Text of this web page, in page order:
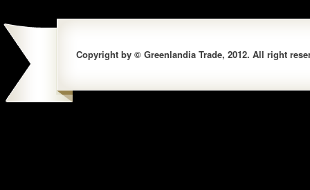
Copyright by © Greenlandia Trade, 2012. All right